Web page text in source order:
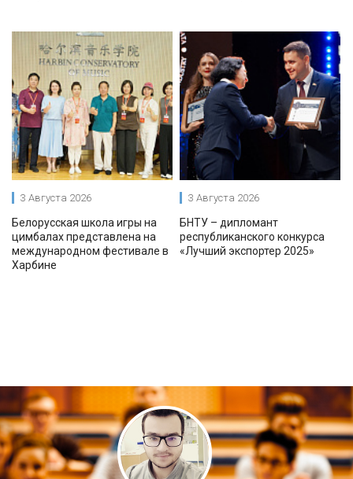
3 Августа 2026
Белорусская школа игры на
цимбалах представлена на
международном фестивале в
Харбине
3 Августа 2026
БНТУ – дипломант
республиканского конкурса
«Лучший экспортер 2025»